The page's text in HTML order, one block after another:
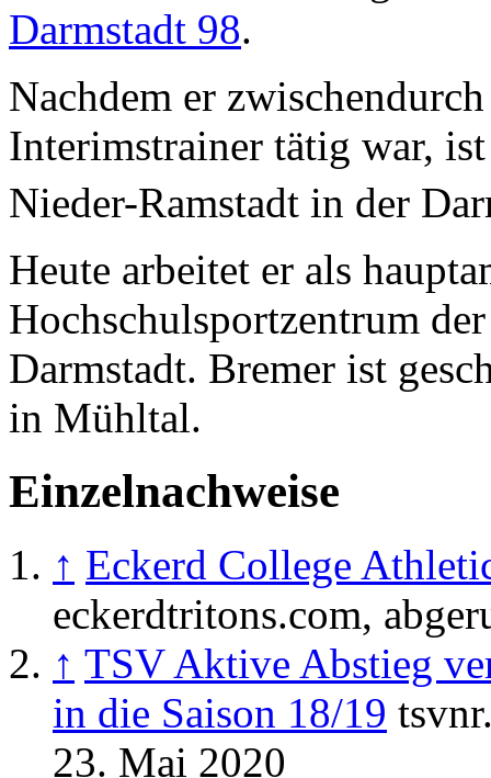
Darmstadt 98.
Nachdem er
Interimstrainer tätig war,
Nieder-Ramstadt in der
Heute arbeitet er als
Hochschulsportzentrum
Darmstadt. Bremer ist
in Mühltal.
Einzelnachweise
↑ Eckerd College
eckerdtritons.com,
↑ TSV Aktive Abstieg
in die Saison 18/19
23. Mai 2020